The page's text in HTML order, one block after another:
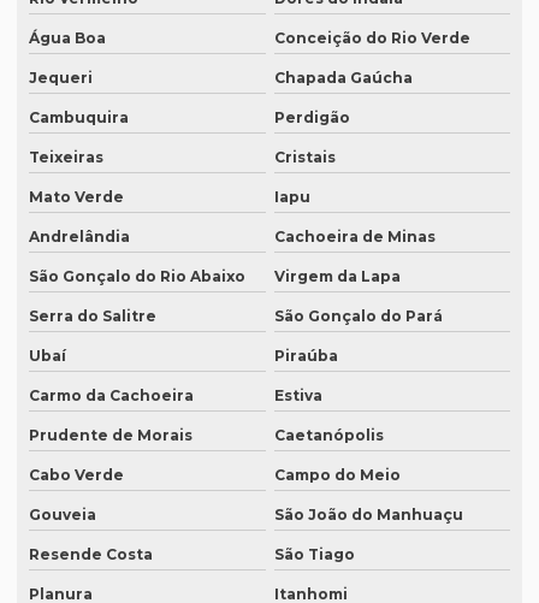
Onde fazer tradução em campinas
Onde fazer tradução em curitiba
Onde fazer tradução em fortaleza
Onde fazer tradução de inglês jurídico
Onde fazer tradução juramentada em brasília
Onde fazer tradução juramentada no rio de janeiro
Onde fazer tradução juramentada no rj
Onde fazer tradução juramentada em porto alegre
Onde fazer tradução juramentada em recife
Onde fazer transcrição de áudio para texto
Orçamento inglês tradução
Orçamento legendagem
Água Boa Conceição do Rio Verde
Jequeri Chapada Gaúcha
Cambuquira Perdigão
Teixeiras Cristais
Mato Verde Iapu
Andrelândia Cachoeira de Minas
São Gonçalo do Rio Abaixo Virgem da Lapa
Serra do Salitre São Gonçalo do Pará
Ubaí Piraúba
Carmo da Cachoeira Estiva
Prudente de Morais Caetanópolis
Cabo Verde Campo do Meio
Gouveia São João do Manhuaçu
Resende Costa São Tiago
Planura Itanhomi